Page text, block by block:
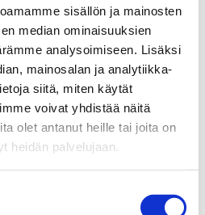
sisällön ja mainosten
median ominaisuuksien
analysoimiseen. Lisäksi
mainosalan ja analytiikka-
siitä, miten käytät
voivat yhdistää näitä
olet antanut heille tai joita on
heidän palvelujaan.
Hannu Vahtera
Vest
opiskelijoiden
puheenjohtaja